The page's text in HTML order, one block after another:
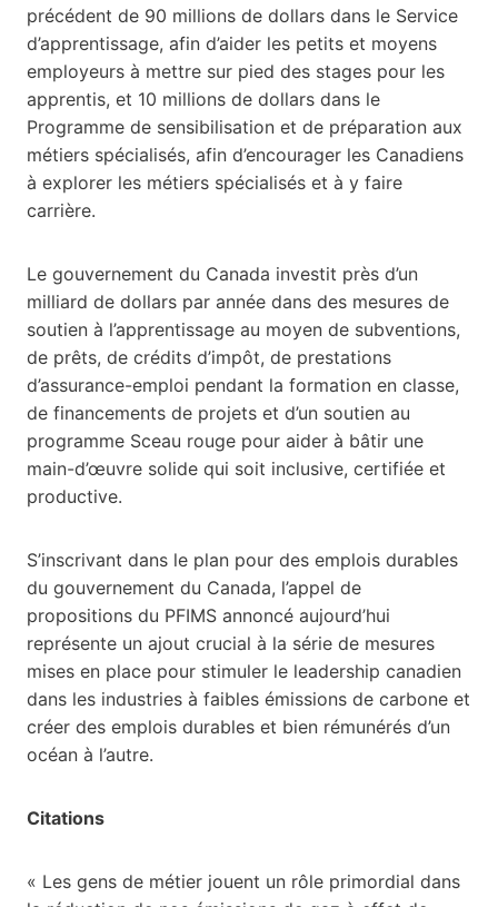
précédent de 90 millions de dollars dans le Service
d’apprentissage, afin d’aider les petits et moyens
employeurs à mettre sur pied des stages pour les
apprentis, et 10 millions de dollars dans le
Programme de sensibilisation et de préparation aux
métiers spécialisés, afin d’encourager les Canadiens
à explorer les métiers spécialisés et à y faire
carrière.
Le gouvernement du Canada investit près d’un
milliard de dollars par année dans des mesures de
soutien à l’apprentissage au moyen de subventions,
de prêts, de crédits d’impôt, de prestations
d’assurance-emploi pendant la formation en classe,
de financements de projets et d’un soutien au
programme Sceau rouge pour aider à bâtir une
main-d’œuvre solide qui soit inclusive, certifiée et
productive.
S’inscrivant dans le plan pour des emplois durables
du gouvernement du Canada, l’appel de
propositions du PFIMS annoncé aujourd’hui
représente un ajout crucial à la série de mesures
mises en place pour stimuler le leadership canadien
dans les industries à faibles émissions de carbone et
créer des emplois durables et bien rémunérés d’un
océan à l’autre.
Citations
« Les gens de métier jouent un rôle primordial dans